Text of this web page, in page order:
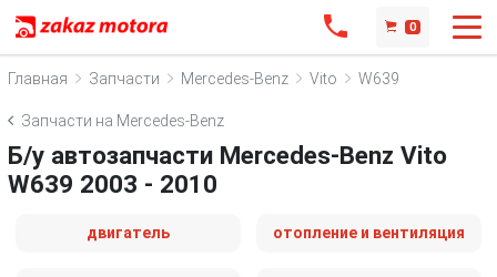
0
Главная Запчасти Mercedes-Benz Vito W639
Запчасти на Mercedes-Benz
Б/у автозапчасти Mercedes-Benz Vito
W639 2003 - 2010
двигатель отопление и вентиляция